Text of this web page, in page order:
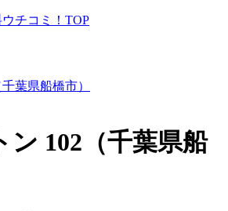
チコミ！TOP
葉県船橋市）
ン 102（千葉県船